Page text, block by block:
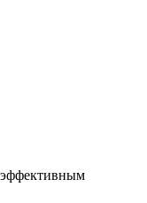
эффективным